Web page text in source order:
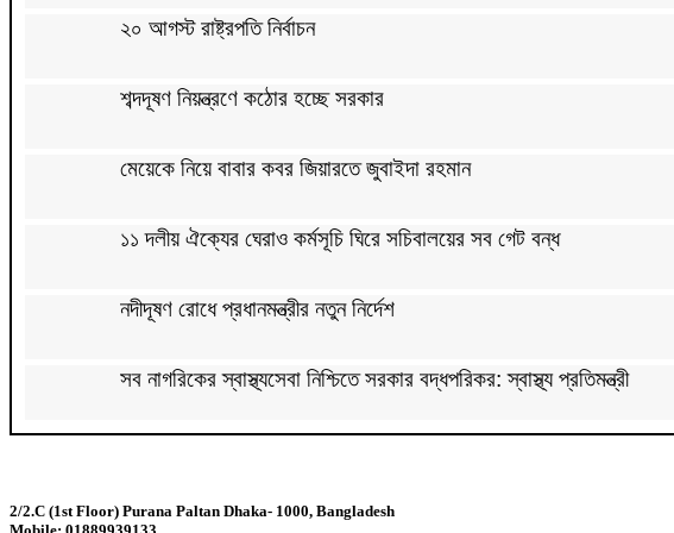
২০ আগস্ট রাষ্ট্রপতি নির্বাচন
শব্দদূষণ নিয়ন্ত্রণে কঠোর হচ্ছে সরকার
মেয়েকে নিয়ে বাবার কবর জিয়ারতে জুবাইদা রহমান
১১ দলীয় ঐক্যের ঘেরাও কর্মসূচি ঘিরে সচিবালয়ের সব গেট বন্ধ
নদীদূষণ রোধে প্রধানমন্ত্রীর নতুন নির্দেশ
সব নাগরিকের স্বাস্থ্যসেবা নিশ্চিতে সরকার বদ্ধপরিকর: স্বাস্থ্য প্রতিমন্ত্রী
লালবাগ কেল্লা পরিদর্শন করলেন মার্কিন নৌ কমান্ডার
2/2.C (1st Floor) Purana Paltan Dhaka- 1000, Bangladesh